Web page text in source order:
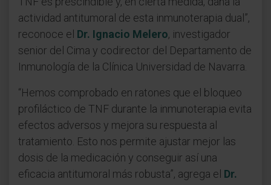
actividad antitumoral de esta inmunoterapia dual”,
reconoce el Dr. Ignacio Melero, investigador
senior del Cima y codirector del Departamento de
Inmunología de la Clínica Universidad de Navarra.
“Hemos comprobado en ratones que el bloqueo
profiláctico de TNF durante la inmunoterapia evita
efectos adversos y mejora su respuesta al
tratamiento. Esto nos permite ajustar mejor las
dosis de la medicación y conseguir así una
eficacia antitumoral más robusta”, agrega el Dr.